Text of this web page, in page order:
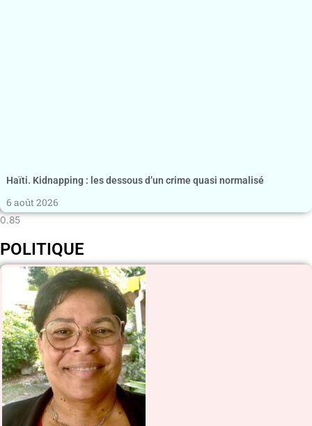
Haïti. Kidnapping : les dessous d’un crime quasi normalisé
6 août 2026
POLITIQUE